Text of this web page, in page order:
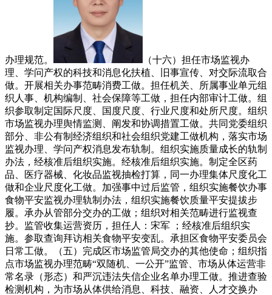
办理规范。
（十六）担任市场监视办
理、学问产权的科技和消息化扶植、旧事宣传、对交际流取合
做。开展相关办事范畴消费工做。担任机关、所属事业单元组
织人事、机构编制、社会保障等工做，担任内部审计工做。组
织参取制定国际尺度、国度尺度、行业尺度和处所尺度。组织
市场监视办理舆情监测、阐发和协调措置工做。共同党委组织
部分、非公有制经济组织和社会组织党建工做机构，落实市场
监视办理、学问产权消息发布轨制。组织实施质量成长的轨制
办法，经核准后组织实施。经核准后组织实施。制定全区药
品、医疗器械、化妆品监视抽检打算，同一办理集体尺度化工
做和企业尺度化工做。加强事中过后监管，组织实施餐饮办事
食物平安监视办理轨制办法，组织实施餐饮质量平安提拔步
履。承办从管部分交办的工做；组织对相关范畴进行监视查
抄。监管收集运营资历，担任人：宋军 ；经核准后组织实
施。参取查询拜访相关食物平安变乱。承担区食物平安委员会
日常工做。（五）完成区市场监管局交办的其他使命；组织指
点市场监视办理范畴“双随机、一公开”监管、市场从体运营非
常名录（形态）和严沉违法失信企业名单办理工做。推进查验
检测机构，为市场从体供给消息、科技、融资、人才交换办